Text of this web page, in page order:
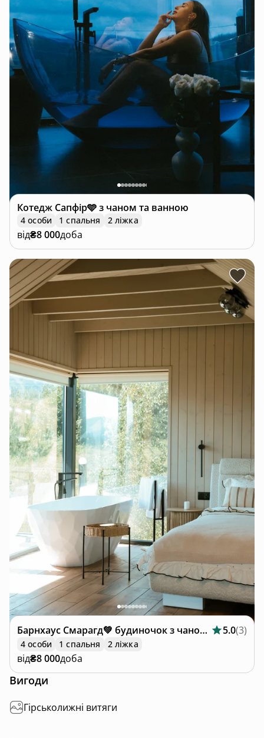
✔️Приватний чан-джакузі 🫶
💦 Басейн з підігрівом доступний цілодобово! В
період з середини-кінця квітня по жовтень
🌴 Велика тераса, зручні лежаки та інста-бунгало —
ідеально для релаксу і контенту 😍
🍖 Біля кожного будинку — мангал, дрова,
🚗 приватна парковка з відеонаглядом
🌲 Навколо — тиша, гори і свіже повітря.
Це не просто відпочинок — це перезавантаження
Котедж Сапфір🩵 з чаном та ванною
4 особи 1 спальня 2 ліжка
від₴8 000доба
Барнхаус Смарагд💚 будиночок з чаном та ванною 5.0(3)
4 особи 1 спальня 2 ліжка
від₴8 000доба
Вигоди
Гірськолижні витяги